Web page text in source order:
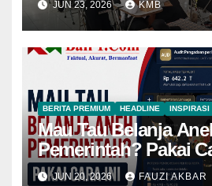
JUN 23, 2026 KMB
BERITA PREMIUM HEADLINE INSPIRASI
Mau Tau Belanja
Pemerintah? Pakai
JUN 20, 2026 FAUZI AKBAR